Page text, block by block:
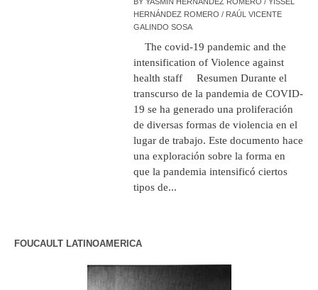
HERNÁNDEZ ROMERO / RAÚL VICENTE
GALINDO SOSA
The covid-19 pandemic and the
intensification of Violence against
health staff Resumen Durante el
transcurso de la pandemia de COVID-
19 se ha generado una proliferación
de diversas formas de violencia en el
lugar de trabajo. Este documento hace
una exploración sobre la forma en
que la pandemia intensificó ciertos
tipos de...
FOUCAULT LATINOAMERICA